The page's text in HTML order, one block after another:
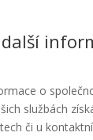
o
službách
či u